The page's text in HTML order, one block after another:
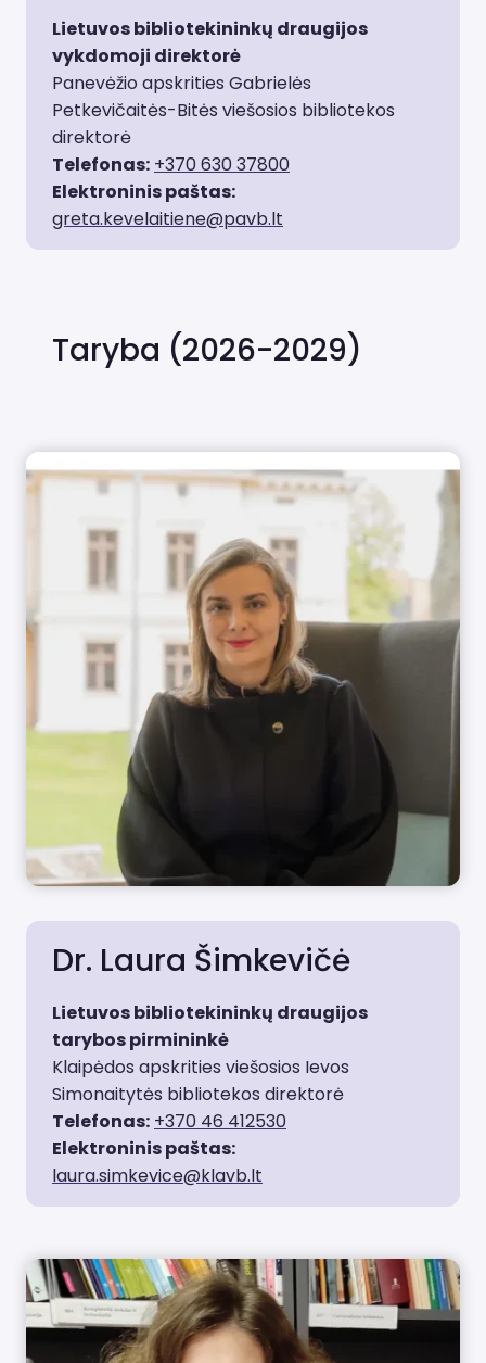
Lietuvos bibliotekininkų draugijos
vykdomoji direktorė
Panevėžio apskrities Gabrielės
Petkevičaitės-Bitės viešosios bibliotekos
direktorė
Telefonas: +370 630 37800
Elektroninis paštas:
greta.kevelaitiene@pavb.lt
Taryba (2026-2029)
Dr. Laura Šimkevičė
Lietuvos bibliotekininkų draugijos
tarybos pirmininkė
Klaipėdos apskrities viešosios Ievos
Simonaitytės bibliotekos direktorė
Telefonas: +370 46 412530
Elektroninis paštas:
laura.simkevice@klavb.lt